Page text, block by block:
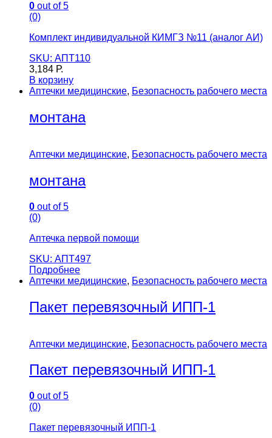
0 out of 5
(0)
Комплект индивидуальной КИМГЗ №11 (аналог АИ)
SKU: АПТ110
3,184 Р.
В корзину
Аптечки медицинские, Безопасность рабочего места
монтана
Аптечки медицинские, Безопасность рабочего места
монтана
0 out of 5
(0)
Аптечка первой помощи
SKU: АПТ497
Подробнее
Аптечки медицинские, Безопасность рабочего места
Пакет перевязочный ИПП-1
Аптечки медицинские, Безопасность рабочего места
Пакет перевязочный ИПП-1
0 out of 5
(0)
Пакет перевязочный ИПП-1